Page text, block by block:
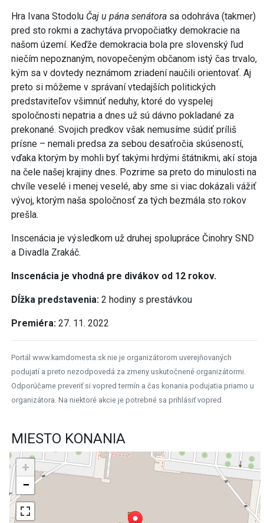
Hra Ivana Stodolu Čaj u pána senátora sa odohráva (takmer)
pred sto rokmi a zachytáva prvopočiatky demokracie na
našom území. Keďže demokracia bola pre slovenský ľud
niečím nepoznaným, novopečeným občanom istý čas trvalo,
kým sa v dovtedy neznámom zriadení naučili orientovať. Aj
preto si môžeme v správaní vtedajších politických
predstaviteľov všimnúť neduhy, ktoré do vyspelej
spoločnosti nepatria a dnes už sú dávno pokladané za
prekonané. Svojich predkov však nemusíme súdiť príliš
prísne – nemali predsa za sebou desaťročia skúseností,
vďaka ktorým by mohli byť takými hrdými štátnikmi, akí stoja
na čele našej krajiny dnes. Pozrime sa preto do minulosti na
chvíle veselé i menej veselé, aby sme si viac dokázali vážiť
vývoj, ktorým naša spoločnosť za tých bezmála sto rokov
prešla.
Inscenácia je výsledkom už druhej spolupráce Činohry SND
a Divadla Zrakáč.
Inscenácia je vhodná pre divákov od 12 rokov.
Dĺžka predstavenia: 2 hodiny s prestávkou
Premiéra: 27. 11. 2022
Portál www.kamdomesta.sk nie je organizátorom uverejňovaných
podujatí a preto nezodpovedá za zmeny uskutočnené organizátormi.
Odporúčame preveriť si vopred termín a čas konania podujatia priamo u
organizátora. Na niektoré akcie je potrebné sa prihlásiť vopred.
MIESTO KONANIA
+
−